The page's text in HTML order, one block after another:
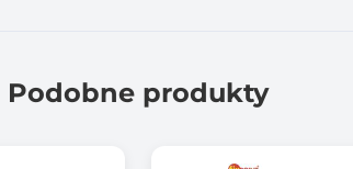
klejowych przezroczystych 11*100mm
Podobne produkty